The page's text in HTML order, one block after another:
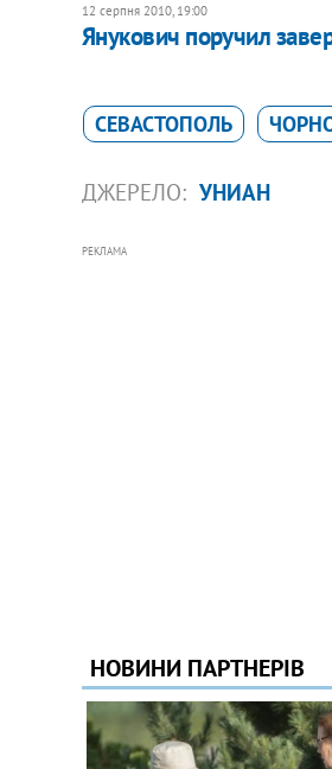
12 серпня 2010, 19:00
Янукович поручил
СЕВАСТОПОЛЬ
ДЖЕРЕЛО: УНИАН
РЕКЛАМА